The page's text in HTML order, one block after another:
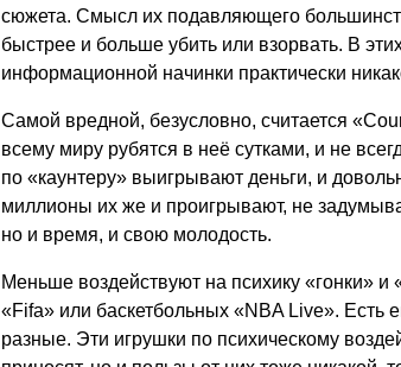
сюжета. Смысл их подавляющего
быстрее и больше убить или взорвать. В
информационной начинки практически
Самой вредной, безусловно, считается
всему миру рубятся в неё сутками, и не
по «каунтеру» выигрывают деньги, и
миллионы их же и проигрывают, не
но и время, и свою молодость.
Меньше воздействуют на психику «гонки»
«Fifa» или баскетбольных «NBA Live». Есть
разные. Эти игрушки по психическому